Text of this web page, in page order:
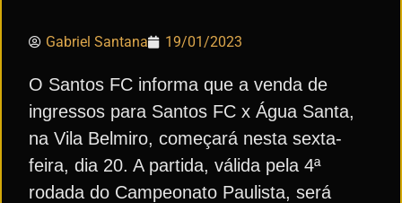
Gabriel Santana 19/01/2023
O Santos FC informa que a venda de
ingressos para Santos FC x Água Santa,
na Vila Belmiro, começará nesta sexta-
feira, dia 20. A partida, válida pela 4ª
rodada do Campeonato Paulista, será